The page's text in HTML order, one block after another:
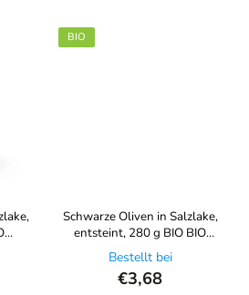
BIO
Schwarze Oliven in Salzlake,
entsteint, 280 g BIO BIO
ORGANICA ITALIA
Bestellt bei
€3,68